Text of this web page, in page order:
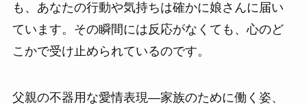
も、あなたの行動や気持ちは確かに娘さんに届い
ています。その瞬間には反応がなくても、心のど
こかで受け止められているのです。
父親の不器用な愛情表現—家族のために働く姿、